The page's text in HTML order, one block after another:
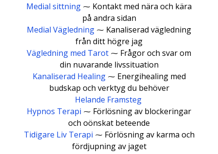
Medial sittning ⁓ Kontakt med nära och kära
på andra sidan
Medial Vägledning ⁓ Kanaliserad vägledning
från ditt högre jag
Vägledning med Tarot ⁓ Frågor och svar om
din nuvarande livssituation
Kanaliserad Healing ⁓ Energihealing med
budskap och verktyg du behöver
Helande Framsteg
Hypnos Terapi ⁓ Förlösning av blockeringar
och oönskat beteende
Tidigare Liv Terapi ⁓ Förlösning av karma och
fördjupning av jaget